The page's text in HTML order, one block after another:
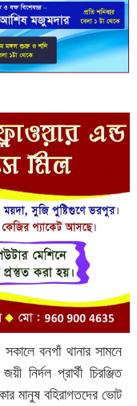
বনগাঁ থানার সামনে
নির্দল প্রার্থী চিরঞ্জিত
মানুষ বহিরাগতদের ভোট